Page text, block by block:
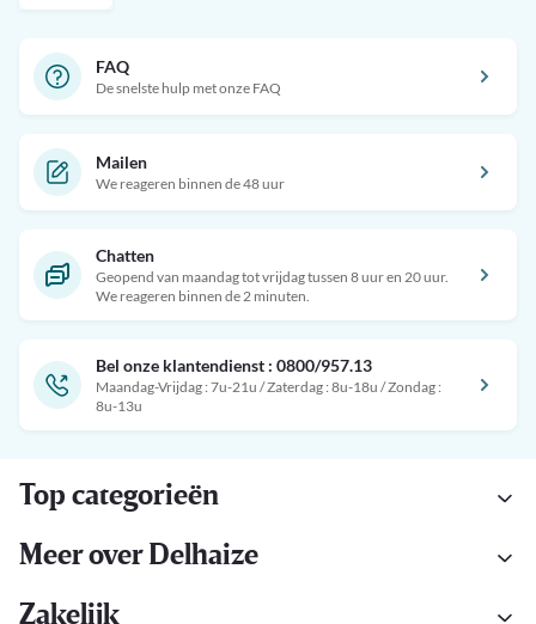
FAQ
De snelste hulp met onze FAQ
Mailen
We reageren binnen de 48 uur
Chatten
Geopend van maandag tot vrijdag tussen 8 uur en 20 uur.
We reageren binnen de 2 minuten.
Bel onze klantendienst : 0800/957.13
Maandag-Vrijdag : 7u-21u / Zaterdag : 8u-18u / Zondag :
8u-13u
Top categorieën
Meer over Delhaize
Zakelijk